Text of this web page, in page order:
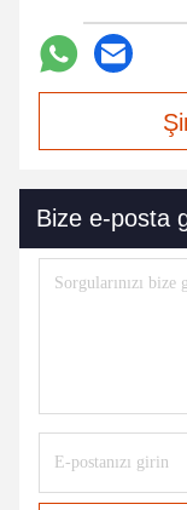
Bize e-posta